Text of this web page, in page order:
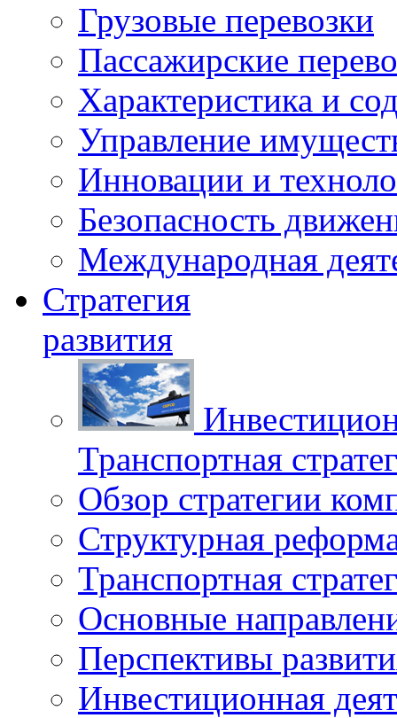
Грузовые перевозки
Пассажирские
Характеристика и
Управление
Инновации и
Безопасность
Международная
Стратегия
развития
Транспортная
Обзор стратегии
Структурная
Транспортная
Основные
Перспективы
Инвестиционная